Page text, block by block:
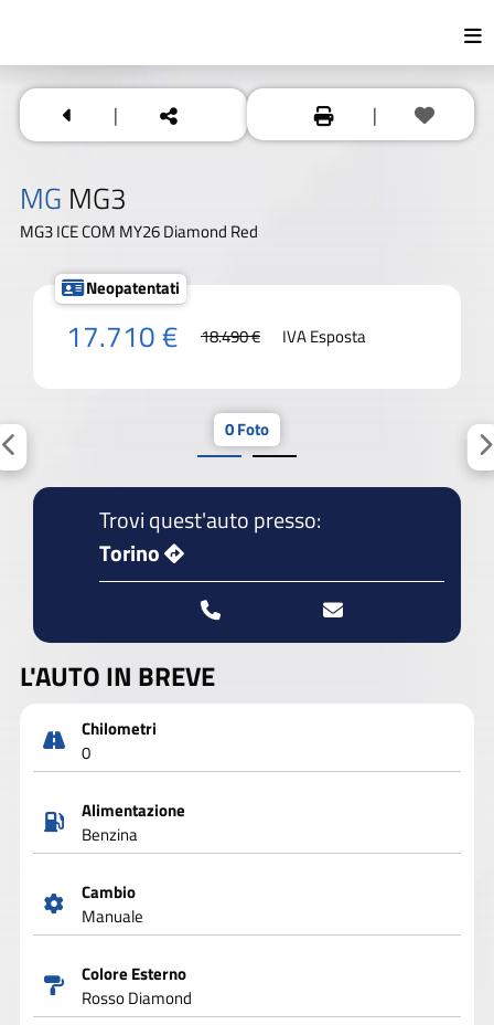
| |
MG MG3
MG3 ICE COM MY26 Diamond Red
Neopatentati
17.710 € 18.490 € IVA Esposta
0 Foto
Trovi quest'auto presso:
Torino
L'AUTO IN BREVE
Chilometri
0
Alimentazione
Benzina
Cambio
Manuale
Colore Esterno
Rosso Diamond